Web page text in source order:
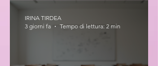
IRINA TIRDEA
3 giorni fa
Tempo di lettura: 2 min